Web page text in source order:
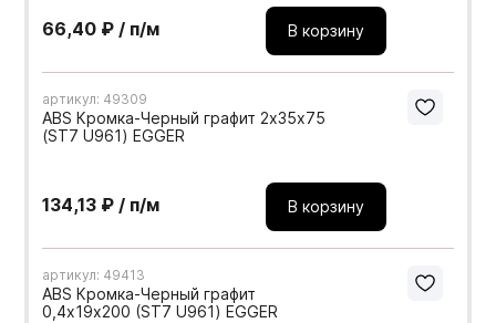
66,40 ₽ / п/м В корзину
артикул: 49309
ABS Кромка-Черный графит 2х35х75
(ST7 U961) EGGER
134,13 ₽ / п/м В корзину
артикул: 49413
ABS Кромка-Черный графит
0,4х19х200 (ST7 U961) EGGER